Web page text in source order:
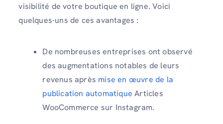
visibilité de votre boutique en ligne. Voici
quelques-uns de ces avantages :
De nombreuses entreprises ont observé
des augmentations notables de leurs
revenus après mise en œuvre de la
publication automatique Articles
WooCommerce sur Instagram.